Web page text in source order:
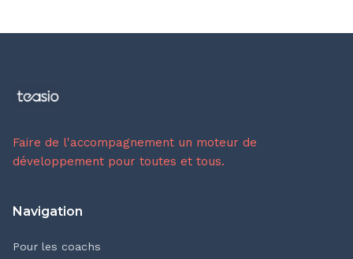
Faire de l'accompagnement un moteur de
développement pour toutes et tous.
Navigation
Pour les coachs